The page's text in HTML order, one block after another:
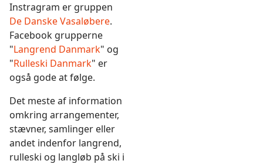
Instragram er gruppen
De Danske Vasaløbere.
Facebook grupperne
"Langrend Danmark" og
"Rulleski Danmark" er
også gode at følge.
Det meste af information
omkring arrangementer,
stævner, samlinger eller
andet indenfor langrend,
rulleski og langløb på ski i